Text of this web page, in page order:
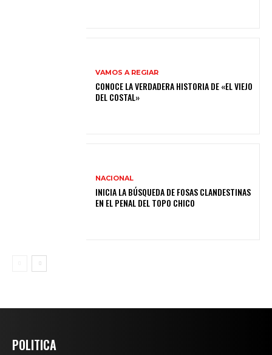
VAMOS A REGIAR
CONOCE LA VERDADERA HISTORIA DE «EL VIEJO
DEL COSTAL»
NACIONAL
INICIA LA BÚSQUEDA DE FOSAS CLANDESTINAS
EN EL PENAL DEL TOPO CHICO
POLITICA